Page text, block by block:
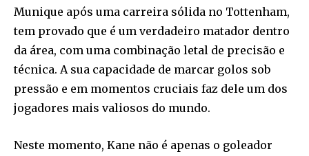
Munique após uma carreira sólida no Tottenham,
tem provado que é um verdadeiro matador dentro
da área, com uma combinação letal de precisão e
técnica. A sua capacidade de marcar golos sob
pressão e em momentos cruciais faz dele um dos
jogadores mais valiosos do mundo.
Neste momento, Kane não é apenas o goleador